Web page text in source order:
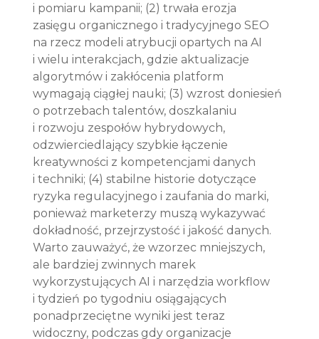
i pomiaru kampanii; (2) trwała erozja
zasięgu organicznego i tradycyjnego SEO
na rzecz modeli atrybucji opartych na AI
i wielu interakcjach, gdzie aktualizacje
algorytmów i zakłócenia platform
wymagają ciągłej nauki; (3) wzrost doniesień
o potrzebach talentów, doszkalaniu
i rozwoju zespołów hybrydowych,
odzwierciedlający szybkie łączenie
kreatywności z kompetencjami danych
i techniki; (4) stabilne historie dotyczące
ryzyka regulacyjnego i zaufania do marki,
ponieważ marketerzy muszą wykazywać
dokładność, przejrzystość i jakość danych.
Warto zauważyć, że wzorzec mniejszych,
ale bardziej zwinnych marek
wykorzystujących AI i narzędzia workflow
i tydzień po tygodniu osiągających
ponadprzeciętne wyniki jest teraz
widoczny, podczas gdy organizacje